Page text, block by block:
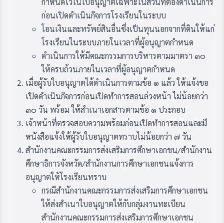
ก่อนเปิดดำเนินกิจการโรงเรียนในระบบ
โอนเงินและทรัพย์สินอื่นซึ่งเป็นทุนนอกจากที่ดินให้แก่
โรงเรียนในระบบภายในเวลาที่ผู้อนุญาตกำหนด
ดำเนินการให้มีคณะกรรมการบริหารตามมาตรา ๓๐
ให้ครบถ้วนภายในเวลาที่ผู้อนุญาตกำหนด
เมื่อผู้รับใบอนุญาตได้ดำเนินการตามข้อ ๑ แล้ว ให้แจ้งขอ
เปิดดำเนินกิจการก่อนเปิดทำการสอนล่วงหน้า ไม่น้อยกว่า
๓๐ วัน พร้อม ให้สำเนาเอกสารตามข้อ ๑ ประกอบ
เจ้าหน้าที่ตรวจสอบความพร้อมก่อนเปิดทำการสอนและมี
หนังสือแจ้งให้ผู้รับใบอนุญาตทราบไม่น้อยกว่า ๗ วัน
สำนักงานคณะกรรมการส่งเสริมการศึกษาเอกชน/สำนักงาน
ศึกษาธิการจังหวัด/สำนักงานการศึกษาเอกชนแจ้งการ
อนุญาตให้โรงเรียนทราบ
กรณีสำนักงานคณะกรรมการส่งเสริมการศึกษาเอกชน
ให้ส่งสำเนาใบอนุญาตให้กับกลุ่มงานทะเบียน
สำนักงานคณะกรรมการส่งเสริมการศึกษาเอกชน